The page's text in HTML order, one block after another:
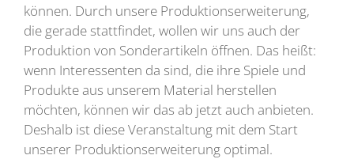
können. Durch unsere Produktionserweiterung,
die gerade stattfindet, wollen wir uns auch der
Produktion von Sonderartikeln öffnen. Das heißt:
wenn Interessenten da sind, die ihre Spiele und
Produkte aus unserem Material herstellen
möchten, können wir das ab jetzt auch anbieten.
Deshalb ist diese Veranstaltung mit dem Start
unserer Produktionserweiterung optimal.